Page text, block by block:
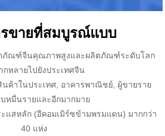
รขายที่สมบูรณ์แบบ
ภัณฑ์จีนคุณภาพสูงและผลิตภัณฑ์ระดับโลก
กหลายไปยังประเทศจีน
นค้าในประเทศ, อาคารพาณิชย์, ผู้ขายราย
หมื่นรายและอีกมากมาย
แสหลัก (อีคอมเมิร์ซข้ามพรมแดน) มากกว่า
40 แห่ง